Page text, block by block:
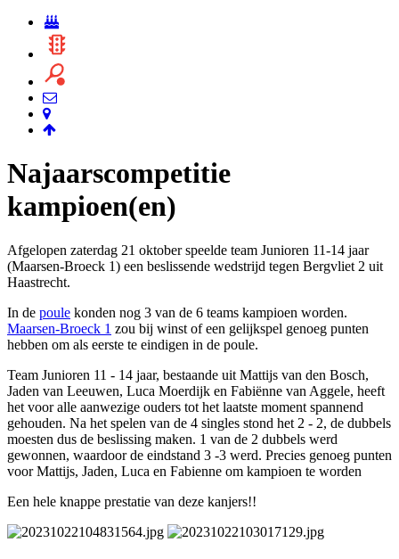
Najaarscompetitie
kampioen(en)
Afgelopen zaterdag 21 oktober speelde team Junioren 11-14 jaar
(Maarsen-Broeck 1) een beslissende wedstrijd tegen Bergvliet 2 uit
Haastrecht.
In de poule konden nog 3 van de 6 teams kampioen worden.
Maarsen-Broeck 1 zou bij winst of een gelijkspel genoeg punten
hebben om als eerste te eindigen in de poule.
Team Junioren 11 - 14 jaar, bestaande uit Mattijs van den Bosch,
Jaden van Leeuwen, Luca Moerdijk en Fabiënne van Aggele, heeft
het voor alle aanwezige ouders tot het laatste moment spannend
gehouden. Na het spelen van de 4 singles stond het 2 - 2, de dubbels
moesten dus de beslissing maken. 1 van de 2 dubbels werd
gewonnen, waardoor de eindstand 3 -3 werd. Precies genoeg punten
voor Mattijs, Jaden, Luca en Fabienne om kampioen te worden
Een hele knappe prestatie van deze kanjers!!